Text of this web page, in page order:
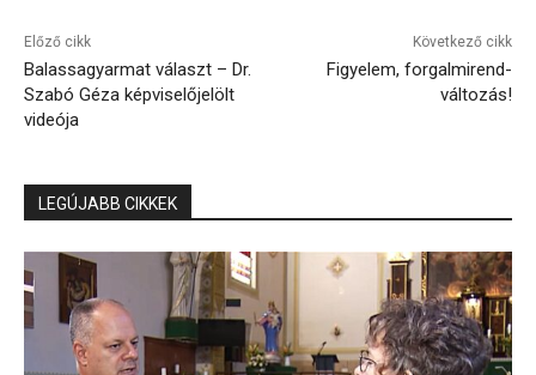
Előző cikk
Balassagyarmat választ – Dr.
Szabó Géza képviselőjelölt
videója
Következő cikk
Figyelem, forgalmirend-
változás!
LEGÚJABB CIKKEK